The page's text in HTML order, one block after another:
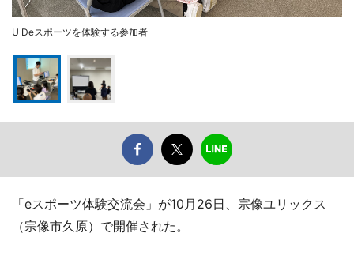
U Deスポーツを体験する参加者
「eスポーツ体験交流会」が10月26日、宗像ユリックス
（宗像市久原）で開催された。